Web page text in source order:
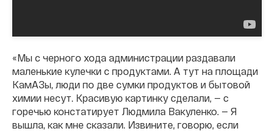
«Мы с черного хода администрации раздавали
маленькие кулечки с продуктами. А тут на площади
КамАЗы, люди по две сумки продуктов и бытовой
химии несут. Красивую картинку сделали, — с
горечью констатирует Людмила Вакуленко. — Я
вышла, как мне сказали. Извините, говорю, если